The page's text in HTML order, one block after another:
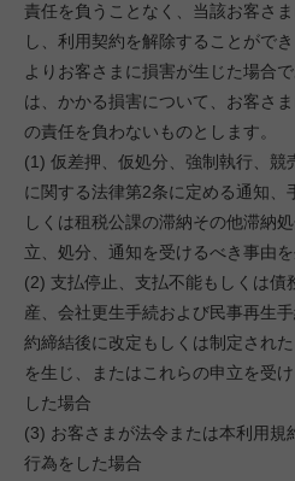
責任を負うことなく、当該お客さ
し、利用契約を解除することがで
よりお客さまに損害が生じた場合
は、かかる損害について、お客さ
の責任を負わないものとします。
(1) 仮差押、仮処分、強制執行、競
に関する法律第2条に定める通知、
しくは租税公課の滞納その他滞納
立、処分、通知を受けるべき事由
(2) 支払停止、支払不能もしくは債
産、会社更生手続および民事再生
約締結後に改定もしくは制定され
を生じ、またはこれらの申立を受
した場合
(3) お客さまが法令または本利用規
行為をした場合